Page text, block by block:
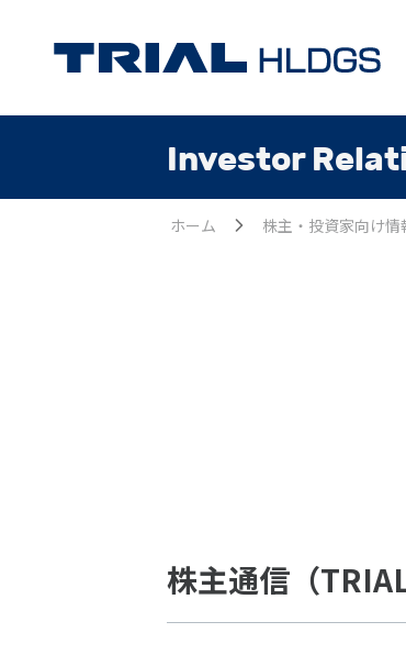
Investor
ホーム 株主・投資家向け情
株主通信（